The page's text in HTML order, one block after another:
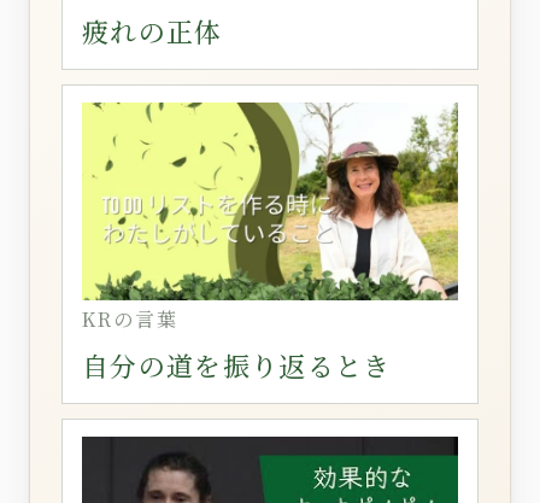
疲れの正体
KRの言葉
自分の道を振り返るとき